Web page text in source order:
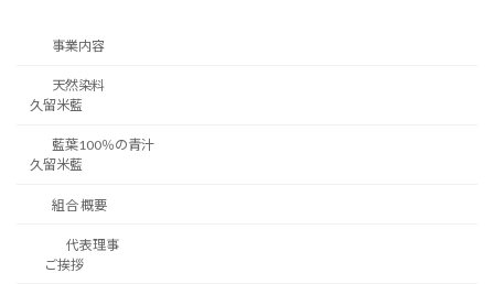
事業内容
天然染料
久留米藍
藍葉100％の青汁
久留米藍
組合 概要
代表理事
ご挨拶